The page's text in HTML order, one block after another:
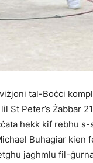
tal-Boċċi
St Peter’s Żabbar
hekk kif rebħu
Buhagiar
jagħmlu fil-